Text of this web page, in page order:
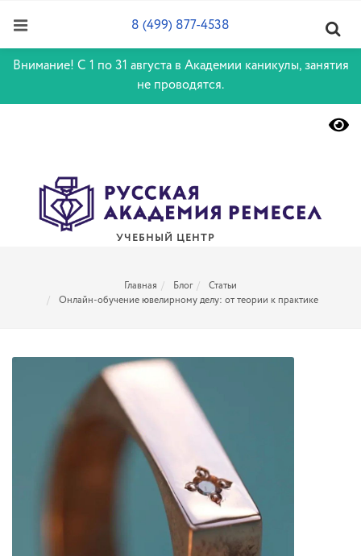
Внимание! С 1 по 31 августа в Академии каникулы, занятия
не проводятся.
УЧЕБНЫЙ ЦЕНТР
8 (499) 877-4538
Главная Блог
Статьи
Онлайн-обучение ювелирному делу: от теории к практике